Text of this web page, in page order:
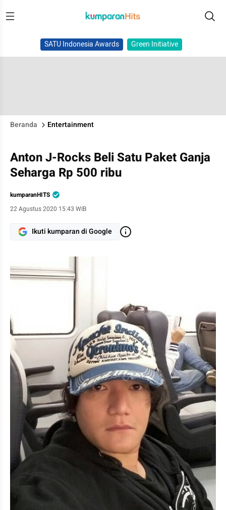
SATU Indonesia Awards Green Initiative
Beranda Entertainment
Anton J-Rocks Beli Satu Paket Ganja
Seharga Rp 500 ribu
kumparanHITS
22 Agustus 2020 15:43 WIB
Ikuti kumparan di Google